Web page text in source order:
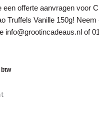
een offerte aanvragen voor
Truffels Vanille 150g! Neem
info@grootincadeaus.nl of
btw